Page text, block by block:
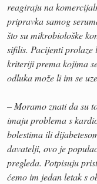
reagiraju na
pripravka samog
što su mikrobiološke
sifilis. Pacijenti prolaze
kriteriji prema kojima
odluka može li im se
– Moramo znati da su
imaju problema s
bolestima ili
davatelji, ovo je
pregleda. Potpisuju
ćemo im jedan letak s